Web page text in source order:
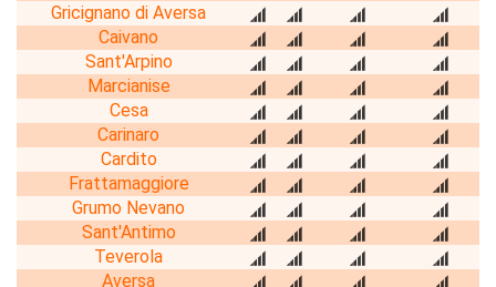
Gricignano di Aversa
Caivano
Sant'Arpino
Marcianise
Cesa
Carinaro
Cardito
Frattamaggiore
Grumo Nevano
Sant'Antimo
Teverola
Aversa